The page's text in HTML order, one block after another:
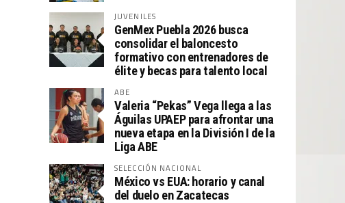
JUVENILES
GenMex Puebla 2026 busca
consolidar el baloncesto
formativo con entrenadores de
élite y becas para talento local
ABE
Valeria “Pekas” Vega llega a las
Águilas UPAEP para afrontar una
nueva etapa en la División I de la
Liga ABE
SELECCIÓN NACIONAL
México vs EUA: horario y canal
del duelo en Zacatecas